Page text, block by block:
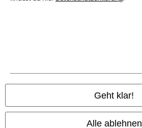
Geht klar!
Alle ablehnen
© 1986-2026 E.M.P. Merchandising HGmbH